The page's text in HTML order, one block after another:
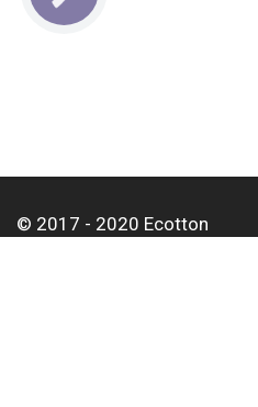
© 2017 - 2020 Ecotton